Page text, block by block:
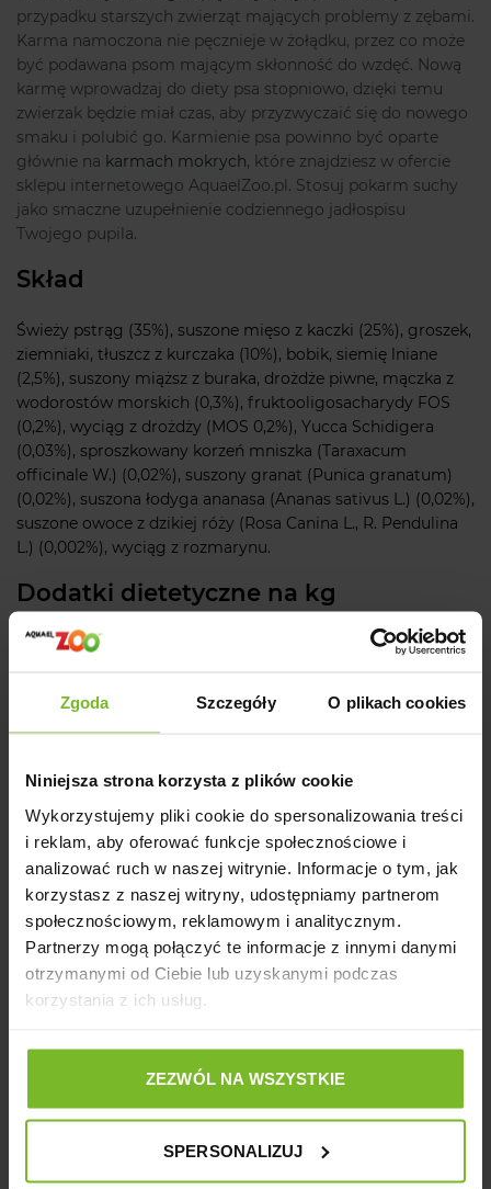
Zgoda Szczegóły O plikach cookies
Niniejsza strona korzysta z plików cookie
Wykorzystujemy pliki cookie do spersonalizowania treści
i reklam, aby oferować funkcje społecznościowe i
analizować ruch w naszej witrynie. Informacje o tym, jak
korzystasz z naszej witryny, udostępniamy partnerom
społecznościowym, reklamowym i analitycznym.
Partnerzy mogą połączyć te informacje z innymi danymi
otrzymanymi od Ciebie lub uzyskanymi podczas
korzystania z ich usług.
ZEZWÓL NA WSZYSTKIE
SPERSONALIZUJ
przypadku starszych zwierząt mających problemy z zębami.
Karma namoczona nie pęcznieje w żołądku, przez co może
być podawana psom mającym skłonność do wzdęć. Nową
karmę wprowadzaj do diety psa stopniowo, dzięki temu
zwierzak będzie miał czas, aby przyzwyczaić się do nowego
smaku i polubić go. Karmienie psa powinno być oparte
głównie na karmach mokrych, które znajdziesz w ofercie
sklepu internetowego AquaelZoo.pl. Stosuj pokarm suchy
jako smaczne uzupełnienie codziennego jadłospisu
Twojego pupila.
Skład
Świeży pstrąg (35%), suszone mięso z kaczki (25%), groszek,
ziemniaki, tłuszcz z kurczaka (10%), bobik, siemię lniane
(2,5%), suszony miąższ z buraka, drożdże piwne, mączka z
wodorostów morskich (0,3%), fruktooligosacharydy FOS
(0,2%), wyciąg z drożdży (MOS 0,2%), Yucca Schidigera
(0,03%), sproszkowany korzeń mniszka (Taraxacum
officinale W.) (0,02%), suszony granat (Punica granatum)
(0,02%), suszona łodyga ananasa (Ananas sativus L.) (0,02%),
suszone owoce z dzikiej róży (Rosa Canina L., R. Pendulina
L.) (0,002%), wyciąg z rozmarynu.
Dodatki dietetyczne na kg
3a672a witamina A 21000 j.m., witamina D3 1400 j.m., 3a700
E1 węglan żelaza 62 mg, E5 tlenek manganu 77 mg, E6
siarczan cynku jednowodny 186 mg, E2 jodek potasu 4,85
Składniki analityczne
wilgotność 8% białko surowe 30%, oleje i tłuszcze surowe
19%, popiół surowy 8,4%, włókno surowe 2,4%
Zalecenia żywieniowe
Dawka dzienna ma charakter orientacyjny. Może zmieniać
się w zależności od aktywności fizycznej i potrzeb
dietetycznych zwierzęcia.
Instrukcje użycia
Przechowywać w chłodnym i suchym miejscu. Może być
podawana w stanie, w jakim się znajduje, lub po zwilżeniu.
Zapewnić zwierzęciu stały dostęp do świeżej wody. Najlepiej
zużyć przed końcem zalecanej daty spożycia. Nowy produkt